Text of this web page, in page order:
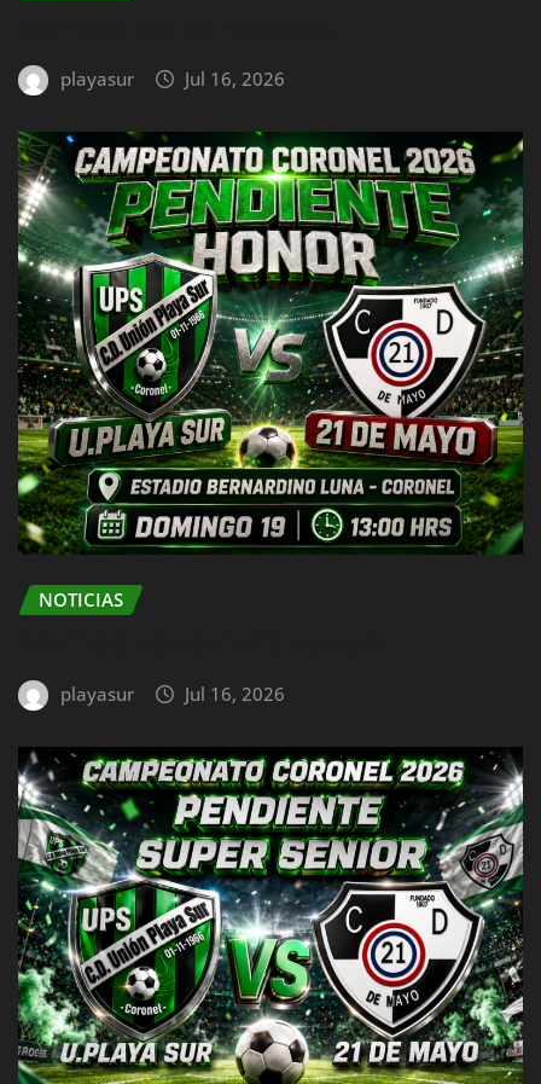
playasur Jul 16, 2026
NOTICIAS
playasur Jul 16, 2026